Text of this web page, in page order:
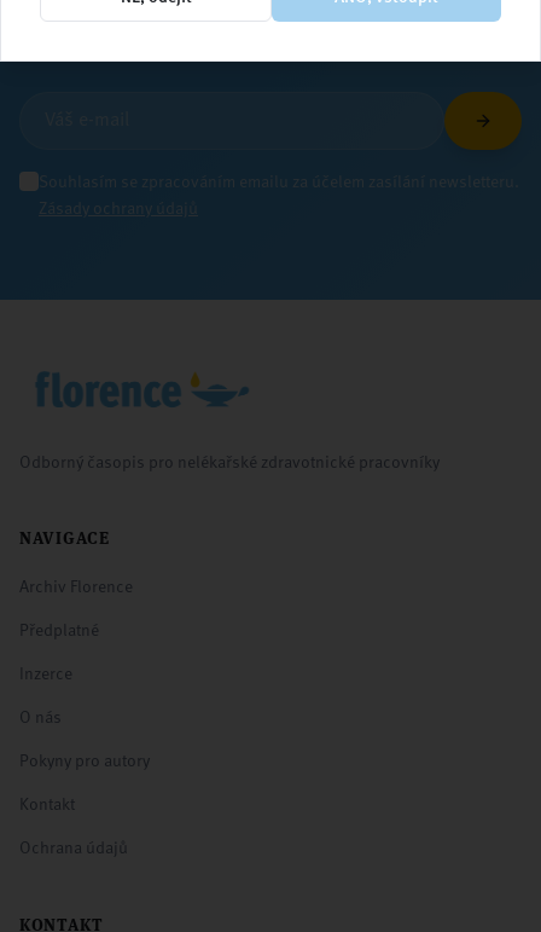
Souhlasím se zpracováním emailu za účelem zasílání newsletteru.
Zásady ochrany údajů
Odborný časopis pro nelékařské zdravotnické pracovníky
NAVIGACE
Archiv Florence
Předplatné
Inzerce
O nás
Pokyny pro autory
Kontakt
Ochrana údajů
KONTAKT